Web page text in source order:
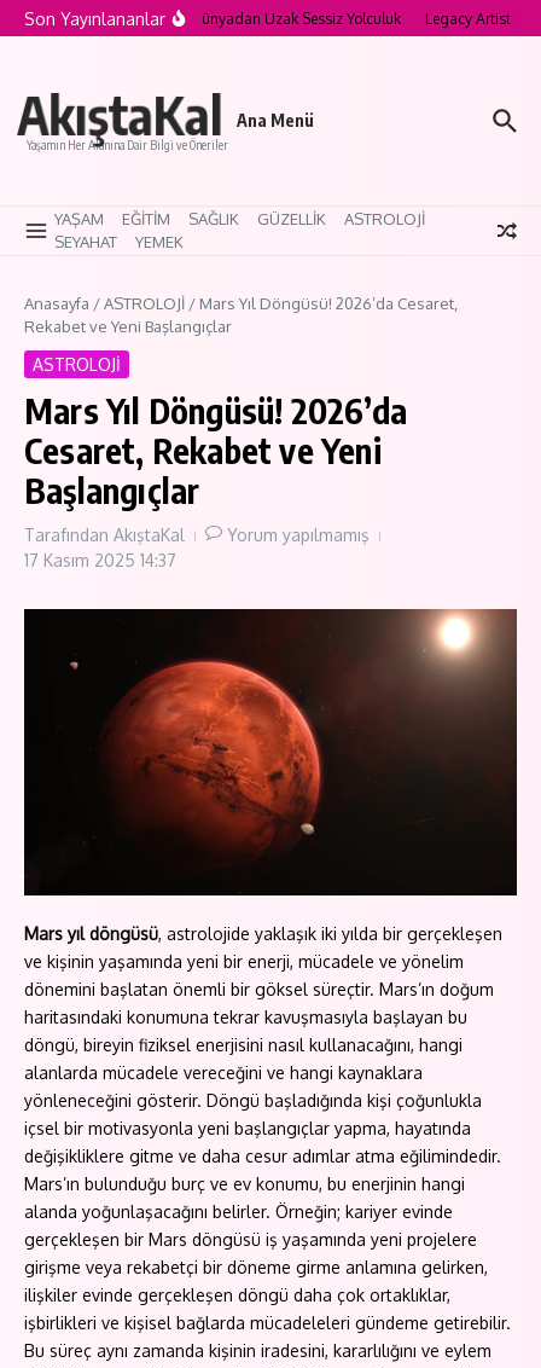
İçeriğe atla
Son Yayınlananlar
Saklı Köyleri: Modern Dünyadan Uzak Sessiz Yolculuk Legacy Artist
AkıştaKal
Yaşamın Her Alanına Dair Bilgi ve Öneriler
Ana Menü
YAŞAM EĞİTİM SAĞLIK GÜZELLİK
ASTROLOJİ
SEYAHAT
YEMEK
Anasayfa /ASTROLOJİ / Mars Yıl Döngüsü! 2026’da Cesaret,
Rekabet ve Yeni Başlangıçlar
ASTROLOJİ
Mars Yıl Döngüsü! 2026’da
Cesaret, Rekabet ve Yeni
Başlangıçlar
Tarafından AkıştaKal
Yorum yapılmamış
17 Kasım 2025 14:37
Mars yıl döngüsü, astrolojide yaklaşık iki yılda bir gerçekleşen
ve kişinin yaşamında yeni bir enerji, mücadele ve yönelim
dönemini başlatan önemli bir göksel süreçtir. Mars’ın doğum
haritasındaki konumuna tekrar kavuşmasıyla başlayan bu
döngü, bireyin fiziksel enerjisini nasıl kullanacağını, hangi
alanlarda mücadele vereceğini ve hangi kaynaklara
yönleneceğini gösterir. Döngü başladığında kişi çoğunlukla
içsel bir motivasyonla yeni başlangıçlar yapma, hayatında
değişikliklere gitme ve daha cesur adımlar atma eğilimindedir.
Mars’ın bulunduğu burç ve ev konumu, bu enerjinin hangi
alanda yoğunlaşacağını belirler. Örneğin; kariyer evinde
gerçekleşen bir Mars döngüsü iş yaşamında yeni projelere
girişme veya rekabetçi bir döneme girme anlamına gelirken,
ilişkiler evinde gerçekleşen döngü daha çok ortaklıklar,
işbirlikleri ve kişisel bağlarda mücadeleleri gündeme getirebilir.
Bu süreç aynı zamanda kişinin iradesini, kararlılığını ve eylem